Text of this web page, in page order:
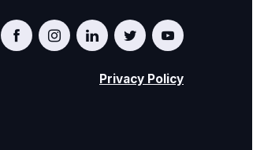
Privacy Policy